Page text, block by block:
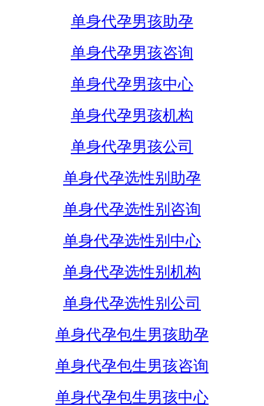
单身代孕男孩助孕
单身代孕男孩咨询
单身代孕男孩中心
单身代孕男孩机构
单身代孕男孩公司
单身代孕选性别助孕
单身代孕选性别咨询
单身代孕选性别中心
单身代孕选性别机构
单身代孕选性别公司
单身代孕包生男孩助孕
单身代孕包生男孩咨询
单身代孕包生男孩中心